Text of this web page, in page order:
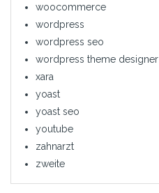
woocommerce
wordpress
wordpress seo
wordpress theme designer
xara
yoast
yoast seo
youtube
zahnarzt
zweite